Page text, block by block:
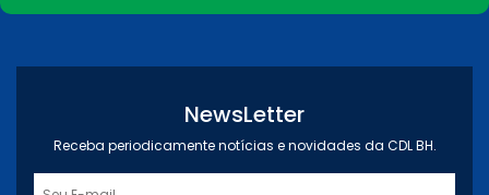
NewsLetter
Receba periodicamente notícias e novidades da CDL BH.